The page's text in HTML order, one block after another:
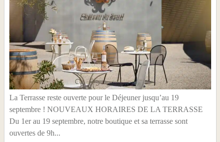
La Terrasse reste ouverte pour le Déjeuner jusqu’au 19
septembre ! NOUVEAUX HORAIRES DE LA TERRASSE
Du 1er au 19 septembre, notre boutique et sa terrasse sont
ouvertes de 9h...